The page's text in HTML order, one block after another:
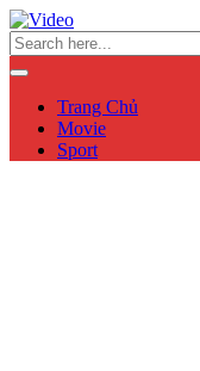
Trang Chủ
Movie
Sport